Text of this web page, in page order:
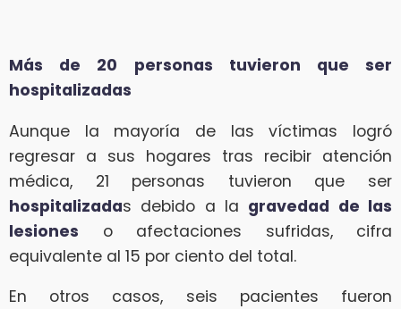
Más de 20 personas tuvieron que ser
hospitalizadas
Aunque la mayoría de las víctimas logró
regresar a sus hogares tras recibir atención
médica, 21 personas tuvieron que ser
hospitalizadas debido a la gravedad de las
lesiones o afectaciones sufridas, cifra
equivalente al 15 por ciento del total.
En otros casos, seis pacientes fueron